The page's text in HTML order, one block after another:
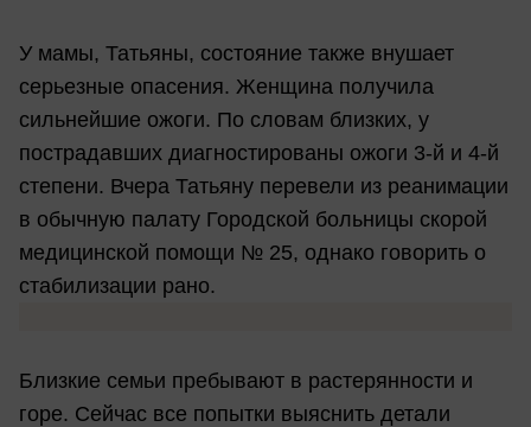
У мамы, Татьяны, состояние также внушает
серьезные опасения. Женщина получила
сильнейшие ожоги. По словам близких, у
пострадавших диагностированы ожоги 3-й и 4-й
степени. Вчера Татьяну перевели из реанимации
в обычную палату Городской больницы скорой
медицинской помощи № 25, однако говорить о
стабилизации рано.
Близкие семьи пребывают в растерянности и
горе. Сейчас все попытки выяснить детали